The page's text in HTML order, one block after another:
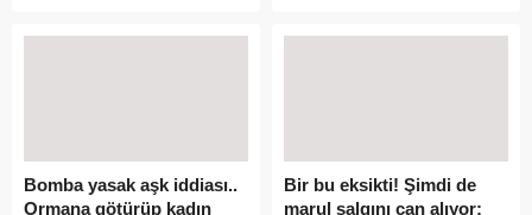
Bomba yasak aşk iddiası..
Ormana götürüp kadın
Bir bu eksikti! Şimdi de
marul salgını can alıyor: